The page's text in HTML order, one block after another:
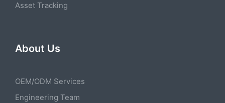
Asset Tracking
About Us
OEM/ODM Services
Engineering Team